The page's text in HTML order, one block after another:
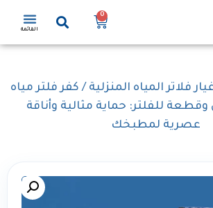
0
القائمة
فلاتر المياه المنزلية / كفر فلتر مياه
للفلتر: حماية مثالية وأناقة
عصرية لمطبخك